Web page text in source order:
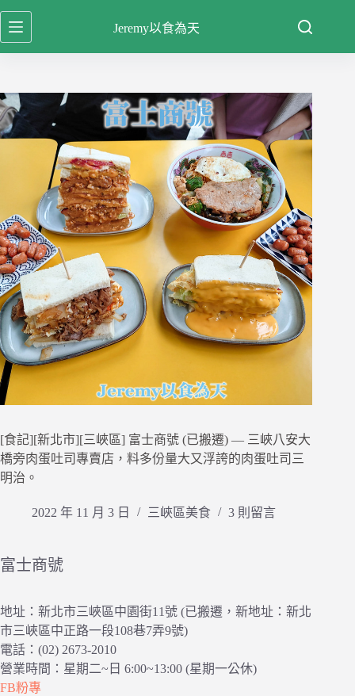
跳
至
容
Jeremy以食為天
[食記][新北市][三峽區] 富士商號 (已搬遷) — 三峽八安大
橋旁肉蛋吐司專賣店，料多份量大又浮誇的肉蛋吐司三
明治。
2022 年 11 月 3 日 三峽區美食 3 則留言
富士商號
地址：新北市三峽區中園街11號 (已搬遷，新地址：新北
市三峽區中正路一段108巷7弄9號)
電話：(02) 2673-2010
營業時間：星期二~日 6:00~13:00 (星期一公休)
FB粉專